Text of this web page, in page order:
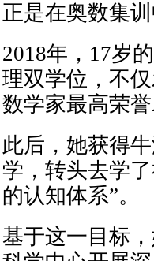
正是在奥数集
2018年，17岁
理双学位，不
数学家最高荣
此后，她获得
学，转头去学
的认知体系”。
基于这一目标